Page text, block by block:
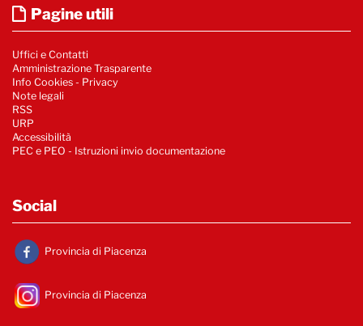
Pagine utili
Uffici e Contatti
Amministrazione Trasparente
Info Cookies - Privacy
Note legali
RSS
URP
Accessibilità
PEC e PEO - Istruzioni invio documentazione
Social
Provincia di Piacenza
Provincia di Piacenza